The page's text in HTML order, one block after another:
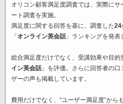
オリコン顧客満足度調査では、実際にサ
ート調査を実施。
満足度に関する回答を基に、調査した24
「オンライン英会話」ランキングを発表
総合満足度だけでなく、受講効果や目的
イン英会話」を評価。さらに回答者の
ザーの声も掲載しています。
費用だけでなく、“ユーザー満足度”から